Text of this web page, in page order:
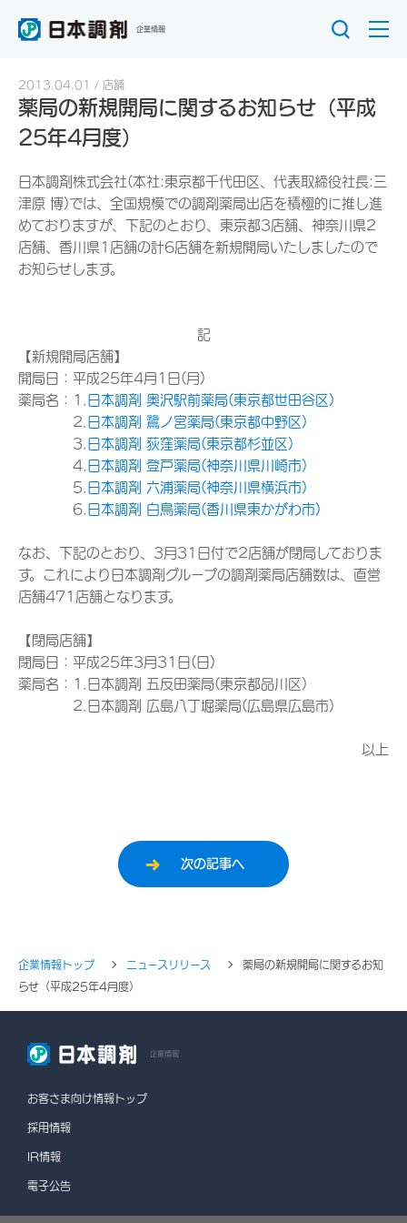
企業情報
2013.04.01 店舗
薬局の新規開局に関するお知らせ（平成
25年4月度）
日本調剤株式会社(本社:東京都千代田区、代表取締役社長:三
津原 博)では、全国規模での調剤薬局出店を積極的に推し進
めておりますが、下記のとおり、東京都3店舗、神奈川県2
店舗、香川県1店舗の計6店舗を新規開局いたしましたので
お知らせします。
記
【新規開局店舗】
開局日：平成25年4月1日(月)
薬局名：1.
日本調剤 奥沢駅前薬局(東京都世田谷区)
2. 日本調剤 鷺ノ宮薬局(東京都中野区)
3. 日本調剤 荻窪薬局(東京都杉並区)
4. 日本調剤 登戸薬局(神奈川県川崎市)
5. 日本調剤 六浦薬局(神奈川県横浜市)
6. 日本調剤 白鳥薬局(香川県東かがわ市)
なお、下記のとおり、3月31日付で2店舗が閉局しておりま
す。これにより日本調剤グループの調剤薬局店舗数は、直営
店舗471店舗となります。
【閉局店舗】
閉局日：平成25年3月31日(日)
薬局名：1.日本調剤 五反田薬局(東京都品川区)
2.日本調剤 広島八丁堀薬局(広島県広島市)
以上
次の記事へ
企業情報トップ ニュースリリース
薬局の新規開局に関するお知
らせ（平成25年4月度）
企業情報
お客さま向け情報トップ
採用情報
IR情報
電子公告